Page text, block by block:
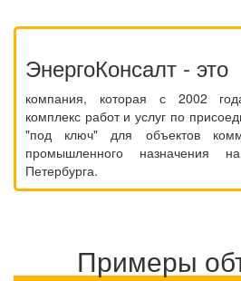
ЭнергоКонсалт - это
компания, которая с 2002
комплекс работ и услуг по
"под ключ" для объектов
промышленного назначения
Петербурга.
Примеры